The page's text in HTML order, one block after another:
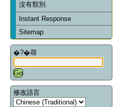
沒有類別.
Instant Response
Sitemap
�?�尋
修改語言